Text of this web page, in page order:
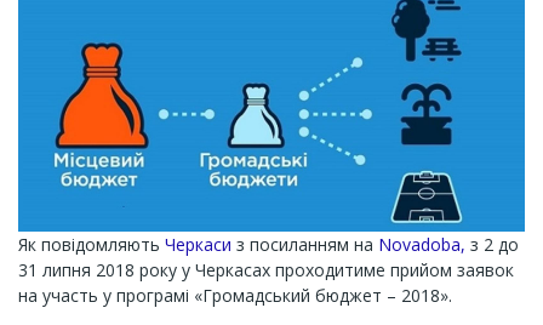
Як повідомляють Черкаси з посиланням на Novadoba, з 2 до
31 липня 2018 року у Черкасах проходитиме прийом заявок
на участь у програмі «Громадський бюджет – 2018».